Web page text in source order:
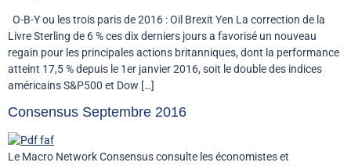
O-B-Y ou les trois paris de 2016 : Oil Brexit Yen La correction de la
Livre Sterling de 6 % ces dix derniers jours a favorisé un nouveau
regain pour les principales actions britanniques, dont la performance
atteint 17,5 % depuis le 1er janvier 2016, soit le double des indices
américains S&P500 et Dow […]
Consensus Septembre 2016
Le Macro Network Consensus consulte les économistes et